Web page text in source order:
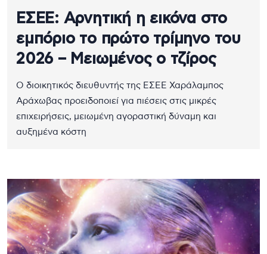
ΕΣΕΕ: Αρνητική η εικόνα στο
εμπόριο το πρώτο τρίμηνο του
2026 – Μειωμένος ο τζίρος
Ο διοικητικός διευθυντής της ΕΣΕΕ Χαράλαμπος
Αράχωβας προειδοποιεί για πιέσεις στις μικρές
επιχειρήσεις, μειωμένη αγοραστική δύναμη και
αυξημένα κόστη